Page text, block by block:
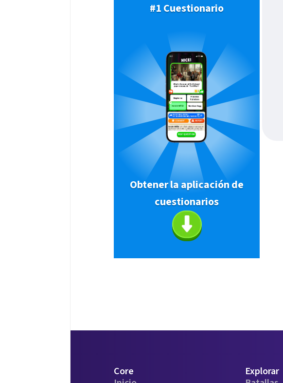
#1 Cuestionario
Obtener la aplicación de
cuestionarios
Core
Explorar